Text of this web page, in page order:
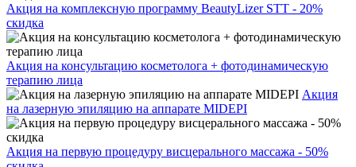
Акция на комплексную программу BeautyLizer STT - 20%
скидка
Акция на консультацию косметолога + фотодинамическую
терапию лица
Акция
на лазерную эпиляцию на аппарате MIDEPI
Акция на первую процедуру висцерального массажа - 50%